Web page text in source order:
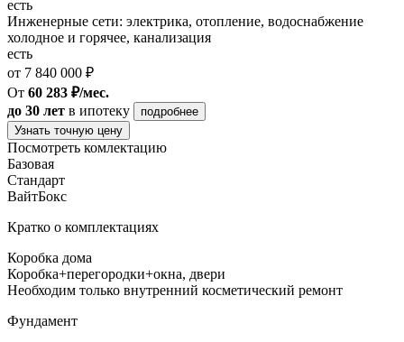
есть
Инженерные сети: электрика, отопление, водоснабжение
холодное и горячее, канализация
есть
от 7 840 000 ₽
От 60 283 ₽/мес.
до 30 лет в ипотеку
подробнее
Узнать точную цену
Посмотреть комлектацию
Базовая
Стандарт
ВайтБокс
Кратко о комплектациях
Коробка дома
Коробка+перегородки+окна, двери
Необходим только внутренний косметический ремонт
Фундамент